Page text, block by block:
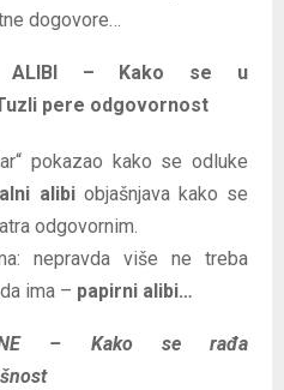
dogovore…
ALIBI – Kako se u
pere odgovornost
pokazao kako se odluke
alibiobjašnjava kako se
odgovornim.
nepravda više ne treba
ima – papirni alibi…
– Kako se rađa